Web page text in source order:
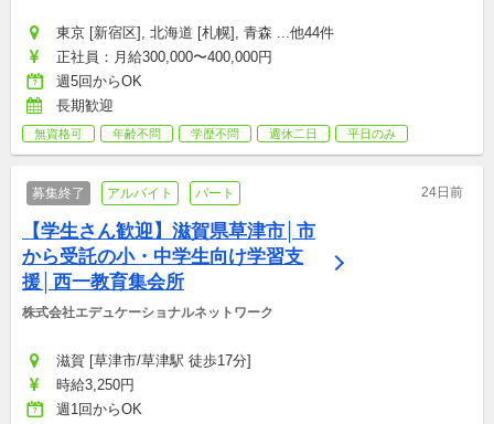
東京 [新宿区], 北海道 [札幌], 青森 ...他44件
正社員：月給300,000〜400,000円
週5回からOK
長期歓迎
無資格可 年齢不問 学歴不問 週休二日 平日のみ
募集終了 アルバイト パート 24日前
【学生さん歓迎】滋賀県草津市│市
から受託の小・中学生向け学習支
援│西一教育集会所
株式会社エデュケーショナルネットワーク
滋賀 [草津市/草津駅 徒歩17分]
時給3,250円
週1回からOK